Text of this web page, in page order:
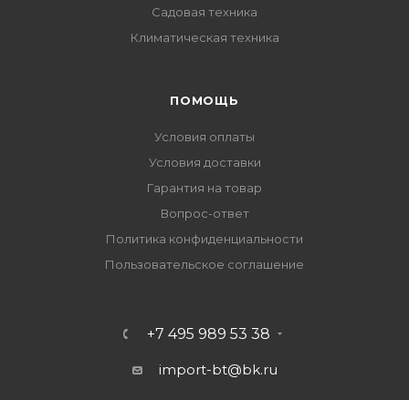
Садовая техника
Климатическая техника
ПОМОЩЬ
Условия оплаты
Условия доставки
Гарантия на товар
Вопрос-ответ
Политика конфиденциальности
Пользовательское соглашение
+7 495 989 53 38
import-bt@bk.ru